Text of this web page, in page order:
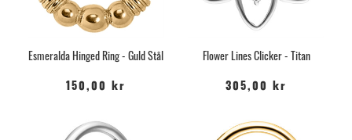
Esmeralda Hinged Ring - Guld Stål
150,00 kr
Flower Lines Clicker - Titan
305,00 kr